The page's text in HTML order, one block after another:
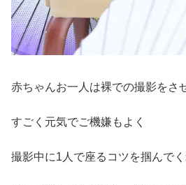
赤ちゃんお一人は裸での撮影をさ
すごく元気でご機嫌もよく
撮影中に1人で座るコツを掴んで